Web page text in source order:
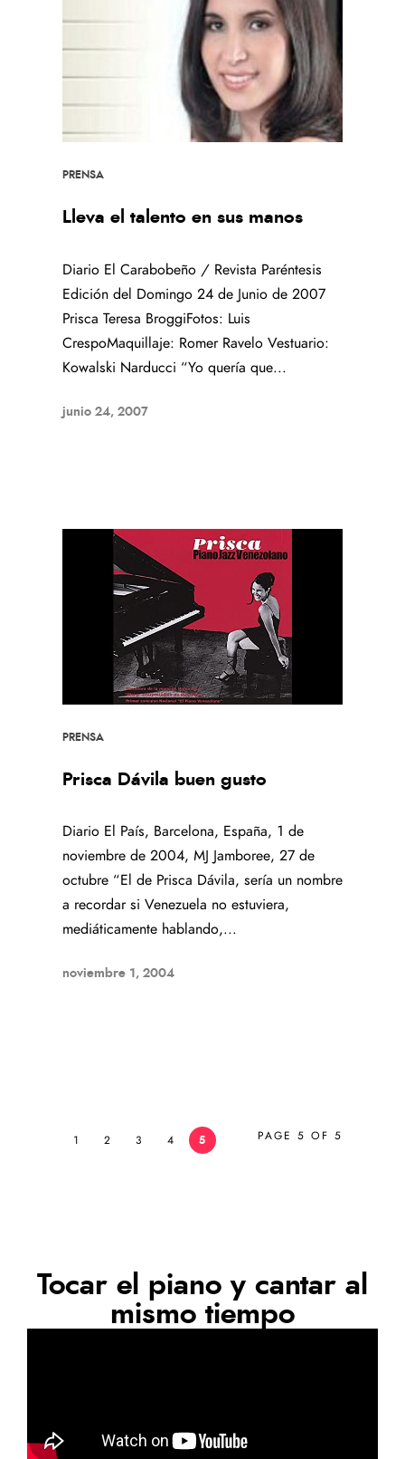
PRENSA
Lleva el talento en sus manos
Diario El Carabobeño / Revista Paréntesis
Edición del Domingo 24 de Junio de 2007
Prisca Teresa BroggiFotos: Luis
CrespoMaquillaje: Romer Ravelo Vestuario:
Kowalski Narducci “Yo quería que...
junio 24, 2007
PRENSA
Prisca Dávila buen gusto
Diario El País, Barcelona, España, 1 de
noviembre de 2004, MJ Jamboree, 27 de
octubre “El de Prisca Dávila, sería un nombre
a recordar si Venezuela no estuviera,
mediáticamente hablando,...
noviembre 1, 2004
1 2 3 4 5 PAGE 5 OF 5
Tocar el piano y cantar al
mismo tiempo